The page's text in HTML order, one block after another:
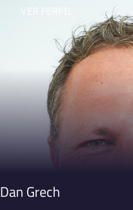
VER PERFIL
Dan Grech